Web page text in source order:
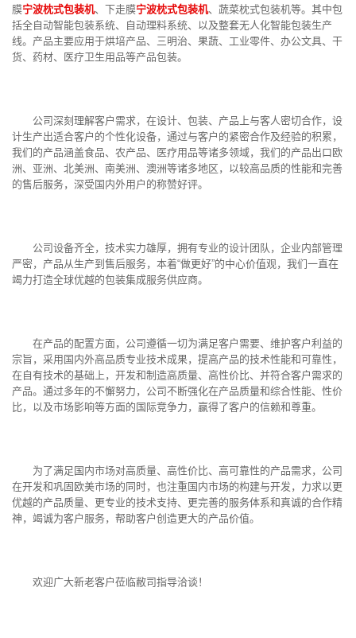
膜宁波枕式包装机、下走膜宁波枕式包装机、蔬菜枕式包装机等。其中包
括全自动智能包装系统、自动理料系统、以及整套无人化智能包装生产
线。产品主要应用于烘培产品、三明治、果蔬、工业零件、办公文具、干
货、药材、医疗卫生用品等产品包装。
公司深刻理解客户需求，在设计、包装、产品上与客人密切合作，设
计生产出适合客户的个性化设备，通过与客户的紧密合作及经验的积累，
我们的产品涵盖食品、农产品、医疗用品等诸多领域，我们的产品出口欧
洲、亚洲、北美洲、南美洲、澳洲等诸多地区，以较高品质的性能和完善
的售后服务，深受国内外用户的称赞好评。
公司设备齐全，技术实力雄厚，拥有专业的设计团队，企业内部管理
严密，产品从生产到售后服务，本着“做更好”的中心价值观，我们一直在
竭力打造全球优越的包装集成服务供应商。
在产品的配置方面，公司遵循一切为满足客户需要、维护客户利益的
宗旨，采用国内外高品质专业技术成果，提高产品的技术性能和可靠性，
在自有技术的基础上，开发和制造高质量、高性价比、并符合客户需求的
产品。通过多年的不懈努力，公司不断强化在产品质量和综合性能、性价
比，以及市场影响等方面的国际竞争力，赢得了客户的信赖和尊重。
为了满足国内市场对高质量、高性价比、高可靠性的产品需求，公司
在开发和巩固欧美市场的同时，也注重国内市场的构建与开发，力求以更
优越的产品质量、更专业的技术支持、更完善的服务体系和真诚的合作精
神，竭诚为客户服务，帮助客户创造更大的产品价值。
欢迎广大新老客户莅临敝司指导洽谈！